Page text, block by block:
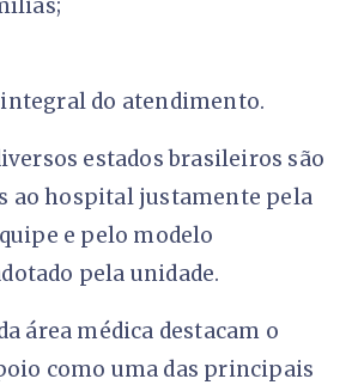
do atendimento.
estados brasileiros são
ao hospital justamente pela
e pelo modelo
pela unidade.
área médica destacam o
como uma das principais